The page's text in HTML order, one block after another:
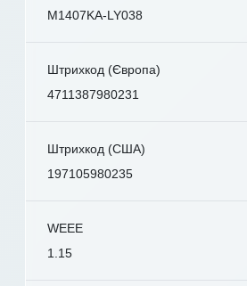
M1407KA-LY038
Штрихкод (Європа)
4711387980231
Штрихкод (США)
197105980235
WEEE
1.15